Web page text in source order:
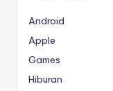
Android
Apple
Games
Hiburan